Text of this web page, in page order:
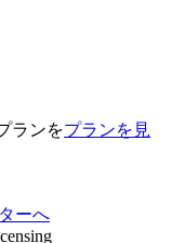
ランをプランを見
ーへ